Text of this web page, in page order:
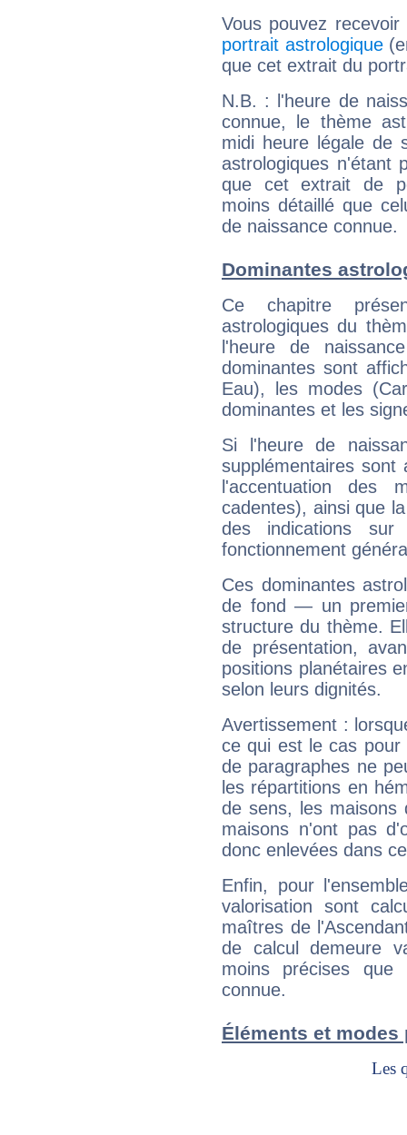
Vous pouvez
portrait astrologique
que cet extrait du
N.B. : l'heure de
connue, le thème
midi heure légale de
astrologiques n'étant
que cet extrait de
moins détaillé que
de naissance connue.
Dominantes
Ce chapitre
astrologiques du
l'heure de
dominantes sont
Eau), les modes
dominantes et les
Si l'heure de
supplémentaires sont
l'accentuation des
cadentes), ainsi que
des indications sur
fonctionnement
Ces dominantes
de fond — un
structure du thème.
de présentation,
positions planétaires
selon leurs dignités.
Avertissement :
ce qui est le cas pour
de paragraphes ne
les répartitions en
de sens, les maisons
maisons n'ont pas
donc enlevées dans
Enfin, pour
valorisation sont
maîtres de
de calcul demeure
moins précises que
connue.
Éléments et